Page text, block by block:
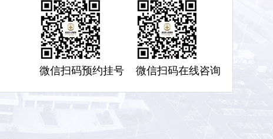
微信扫码预约挂号 微信扫码在线咨询